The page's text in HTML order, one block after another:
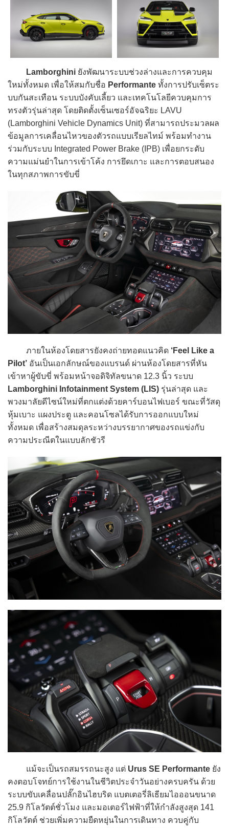
Lamborghini ยังพัฒนาระบบช่วงล่างและการควบคุม
ใหม่ทั้งหมด เพื่อให้สมกับชื่อ Performante ทั้งการปรับเซ็ตระ
บบกันสะเทือน ระบบบังคับเลี้ยว และเทคโนโลยีควบคุมการ
ทรงตัวรุ่นล่าสุด โดยติดตั้งเซ็นเซอร์อัจฉริยะ LAVU
(Lamborghini Vehicle Dynamics Unit) ที่สามารถประมวลผล
ข้อมูลการเคลื่อนไหวของตัวรถแบบเรียลไทม์ พร้อมทำงาน
ร่วมกับระบบ Integrated Power Brake (IPB) เพื่อยกระดับ
ความแม่นยำในการเข้าโค้ง การยึดเกาะ และการตอบสนอง
ในทุกสภาพการขับขี่
ภายในห้องโดยสารยังคงถ่ายทอดแนวคิด ‘Feel Like a
Pilot’ อันเป็นเอกลักษณ์ของแบรนด์ ผ่านห้องโดยสารที่หัน
เข้าหาผู้ขับขี่ พร้อมหน้าจอดิจิทัลขนาด 12.3 นิ้ว ระบบ
Lamborghini Infotainment System (LIS) รุ่นล่าสุด และ
พวงมาลัยดีไซน์ใหม่ที่ตกแต่งด้วยคาร์บอนไฟเบอร์ ขณะที่วัสดุ
หุ้มเบาะ แผงประตู และคอนโซลได้รับการออกแบบใหม่
ทั้งหมด เพื่อสร้างสมดุลระหว่างบรรยากาศของรถแข่งกับ
ความประณีตในแบบลักชัวรี
แม้จะเป็นรถสมรรถนะสูง แต่ Urus SE Performante ยัง
คงตอบโจทย์การใช้งานในชีวิตประจำวันอย่างครบครัน ด้วย
ระบบขับเคลื่อนปลั๊กอินไฮบริด แบตเตอรี่ลิเธียมไอออนขนาด
25.9 กิโลวัตต์ชั่วโมง และมอเตอร์ไฟฟ้าที่ให้กำลังสูงสุด 141
กิโลวัตต์ ช่วยเพิ่มความยืดหยุ่นในการเดินทาง ควบคู่กับ